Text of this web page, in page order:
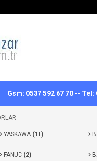
Gsm: 0537 592 67 70 -- Tel:
YASKAWA (11)
FANUC (2)